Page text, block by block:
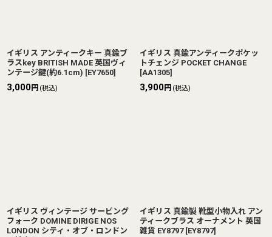
イギリス アンティークキー 真鍮ブ
ラスkey BRITISH MADE 英国ヴィ
ンテージ鍵(約6.1cm) [EY7650]
3,000円 (税込)
イギリス 真鍮アンティークポケッ
トチェンジ POCKET CHANGE
[AA1305]
3,900円 (税込)
イギリス ヴィンテージ サービング
フォーク DOMINE DIRIGE NOS
LONDON シティ・オブ・ロンドン
イギリス 真鍮製 靴型小物入れ アン
ティークブラス オーナメント 英国
雑貨 EY8797 [EY8797]